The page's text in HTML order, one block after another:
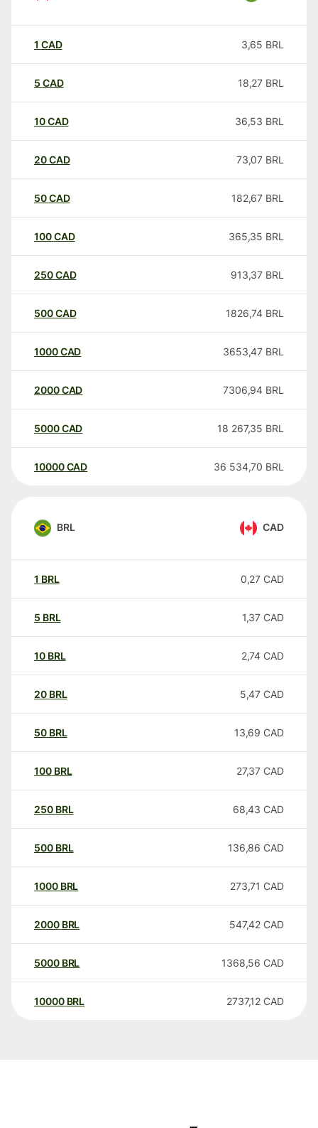
1 CAD 3,65 BRL
5 CAD 18,27 BRL
10CAD 36,53 BRL
20CAD 73,07 BRL
50CAD 182,67 BRL
100CAD 365,35 BRL
250CAD 913,37 BRL
500CAD 1826,74 BRL
1000CAD 3653,47 BRL
2000CAD 7306,94 BRL
5000CAD 18 267,35 BRL
10000 CAD 36 534,70 BRL
BRL CAD
1 BRL 0,27 CAD
5 BRL 1,37 CAD
10 BRL 2,74 CAD
20 BRL 5,47 CAD
50 BRL 13,69 CAD
100 BRL 27,37 CAD
250 BRL 68,43 CAD
500 BRL 136,86 CAD
1000 BRL 273,71 CAD
2000 BRL 547,42 CAD
5000 BRL 1368,56 CAD
10000 BRL 2737,12 CAD